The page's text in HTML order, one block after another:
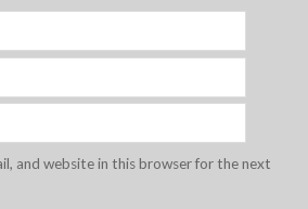
and website in this browser for the next